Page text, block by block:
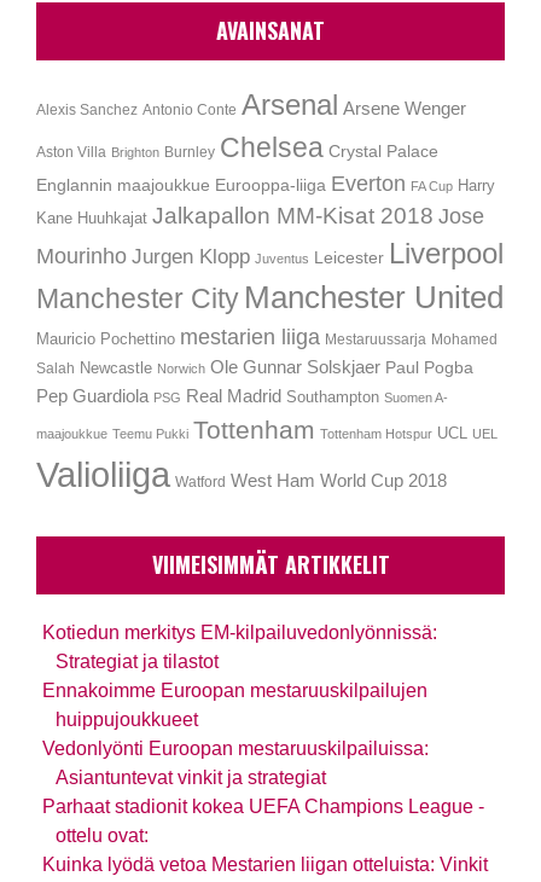
AVAINSANAT
Alexis Sanchez Antonio Conte Arsenal Arsene Wenger
Aston Villa Brighton Burnley Chelsea Crystal Palace
Englannin maajoukkue Eurooppa-liiga Everton FA Cup Harry
Kane Huuhkajat Jalkapallon MM-Kisat 2018 Jose
Mourinho Jurgen Klopp Juventus Leicester Liverpool
Manchester City Manchester United
Mauricio Pochettino mestarien liiga Mestaruussarja Mohamed
Salah Newcastle Norwich Ole Gunnar Solskjaer Paul Pogba
Pep Guardiola PSG Real Madrid Southampton Suomen A-
maajoukkue Teemu Pukki Tottenham Tottenham Hotspur UCL UEL
Valioliiga Watford West Ham World Cup 2018
VIIMEISIMMÄT ARTIKKELIT
Kotiedun merkitys EM-kilpailuvedonlyönnissä:
Strategiat ja tilastot
Ennakoimme Euroopan mestaruuskilpailujen
huippujoukkueet
Vedonlyönti Euroopan mestaruuskilpailuissa:
Asiantuntevat vinkit ja strategiat
Parhaat stadionit kokea UEFA Champions League -
ottelu ovat:
Kuinka lyödä vetoa Mestarien liigan otteluista: Vinkit